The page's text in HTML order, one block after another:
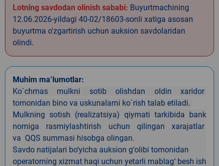
Lotning savdodan olinish sababi: Buyurtmachining
12.06.2026-yildagi 40-02/18603-sonli xatiga asosan
buyurtma o'zgartirish uchun auksion savdolaridan
olindi.
Muhim ma’lumotlar:
Ko`chmas mulkni sotib olishdan oldin xaridor
tomonidan bino va uskunalarni ko`rish talab etiladi.
Mulkning sotish (realizatsiya) qiymati tarkibida bank
nomiga rasmiylashtirish uchun qilingan xarajatlar
va QQS summasi hisobga olingan.
Savdo natijalari bo‘yicha auksion g‘olibi tomonidan
operatorning xizmat haqi uchun yetarli mablag‘ besh ish